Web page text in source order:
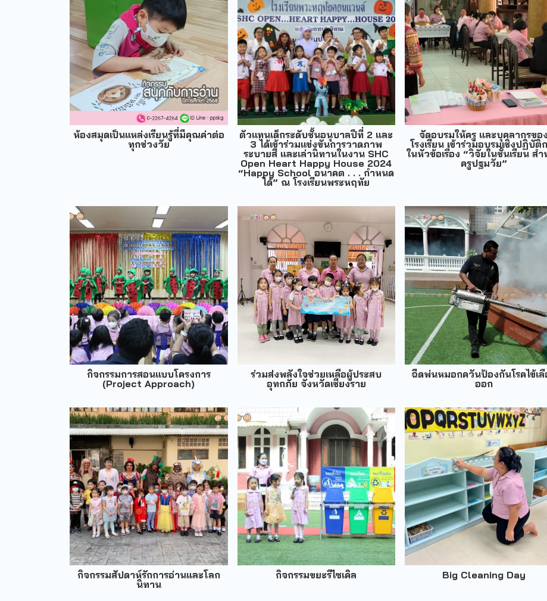
ห้องสมุดเป็นแหล่งเรียนรู้ที่มีคุณค่าต่อ
ทุกช่วงวัย
ตัวแทนเด็กระดับชั้นอนุบาลปีที่ 2 และ
3 ได้เข้าร่วมแข่งขันการวาดภาพ
ระบายสี และเล่านิทานในงาน SHC
Open Heart Happy House 2024
“Happy School อนาคต . . . กำหนด
ได้” ณ โรงเรียนพระหฤทัย
จัดอบรมให้ครู และบุคลากรของ
โรงเรียน เข้าร่วมอบรมเชิงปฏิบัติ
ในหัวข้อเรื่อง “วิจัยในชั้นเรียน สำ
ครูปฐมวัย”
กิจกรรมการสอนแบบโครงการ
(Project Approach)
ร่วมส่งพลังใจช่วยเหลือผู้ประสบ
อุทกภัย จังหวัดเชียงราย
ฉีดพ่นหมอกควันป้องกันโรคไข้เลื
ออก
กิจกรรมสัปดาห์รักการอ่านและโลก
นิทาน
กิจกรรมขยะรีไซเคิล Big Cleaning Day